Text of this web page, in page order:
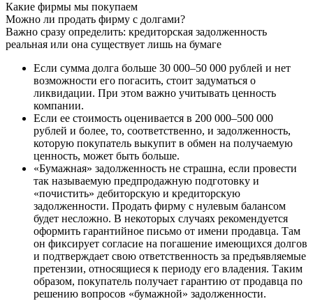
Какие фирмы мы покупаем
Можно ли продать фирму с долгами?
Важно сразу определить: кредиторская задолженность
реальная или она существует лишь на бумаге
Если сумма долга больше 30 000–50 000 рублей и нет
возможности его погасить, стоит задуматься о
ликвидации. При этом важно учитывать ценность
компании.
Если ее стоимость оценивается в 200 000–500 000
рублей и более, то, соответственно, и задолженность,
которую покупатель выкупит в обмен на получаемую
ценность, может быть больше.
«Бумажная» задолженность не страшна, если провести
так называемую предпродажную подготовку и
«почистить» дебиторскую и кредиторскую
задолженности. Продать фирму с нулевым балансом
будет несложно. В некоторых случаях рекомендуется
оформить гарантийное письмо от имени продавца. Там
он фиксирует согласие на погашение имеющихся долгов
и подтверждает свою ответственность за предъявляемые
претензии, относящиеся к периоду его владения. Таким
образом, покупатель получает гарантию от продавца по
решению вопросов «бумажной» задолженности.